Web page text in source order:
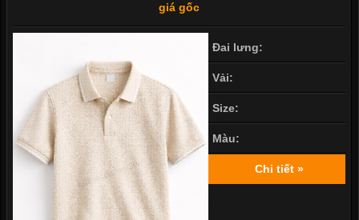
giá gốc
Đai lưng:
Vải:
Size:
Màu:
Chi tiết »